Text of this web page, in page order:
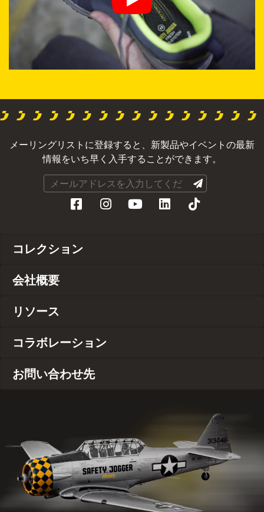
メーリングリストに登録すると、新製品やイベントの最新
情報をいち早く入手することができます。
コレクション
会社概要
リソース
コラボレーション
お問い合わせ先